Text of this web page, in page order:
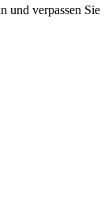
und verpassen Sie